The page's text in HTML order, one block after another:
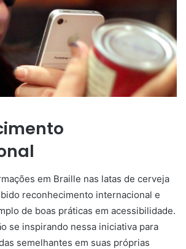
em Braille nas latas de cerveja
reconhecimento internacional e
de boas práticas em acessibilidade.
se inspirando nessa iniciativa para
semelhantes em suas próprias